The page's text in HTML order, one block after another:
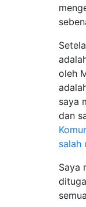
oleh
saya
dan
salah
Saya